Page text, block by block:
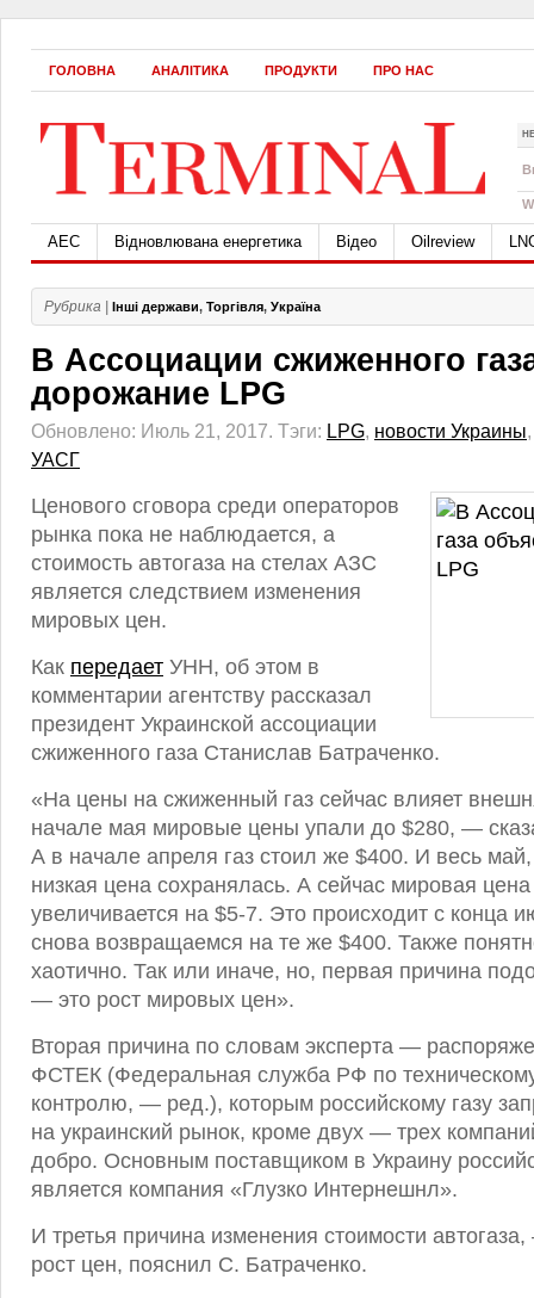
ГОЛОВНА АНАЛІТИКА ПРОДУКТИ ПРО НАС
АЕС Відновлювана енергетика Відео Oilreview
Рубрика | Інші держави, Торгівля, Україна
В Ассоциации сжиженного
дорожание LPG
Обновлено: Июль 21, 2017. Тэги: LPG, новости Украины
УАСГ
Ценового сговора среди операторов
рынка пока не наблюдается, а
стоимость автогаза на стелах АЗС
является следствием изменения
мировых цен.
Как передает УНН, об этом в
комментарии агентству рассказал
президент Украинской ассоциации
сжиженного газа Станислав Батраченко.
«На цены на сжиженный газ сейчас влияет
начале мая мировые цены упали до $280, —
А в начале апреля газ стоил же $400. И весь
низкая цена сохранялась. А сейчас мировая
увеличивается на $5-7. Это происходит с конца
снова возвращаемся на те же $400. Также
хаотично. Так или иначе, но, первая причина
— это рост мировых цен».
Вторая причина по словам эксперта —
ФСТЕК (Федеральная служба РФ по
контролю, — ред.), которым российскому газу
на украинский рынок, кроме двух — трех
добро. Основным поставщиком в Украину
является компания «Глузко Интернешнл».
И третья причина изменения стоимости
рост цен, пояснил С. Батраченко.